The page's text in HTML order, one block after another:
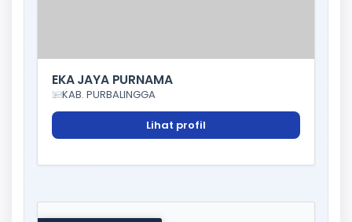
EKA JAYA PURNAMA
KAB. PURBALINGGA
Lihat profil